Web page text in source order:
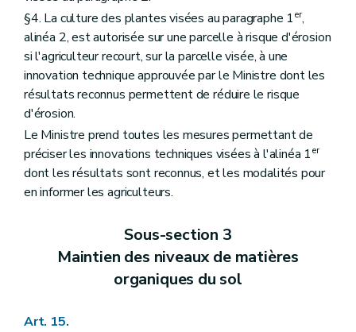
§4. La culture des plantes visées au paragraphe 1er,
alinéa 2, est autorisée sur une parcelle à risque d'érosion
si l'agriculteur recourt, sur la parcelle visée, à une
innovation technique approuvée par le Ministre dont les
résultats reconnus permettent de réduire le risque
d'érosion.
Le Ministre prend toutes les mesures permettant de
préciser les innovations techniques visées à l'alinéa 1er
dont les résultats sont reconnus, et les modalités pour
en informer les agriculteurs.
Sous-section 3
Maintien des niveaux de matières
organiques du sol
Art. 15.